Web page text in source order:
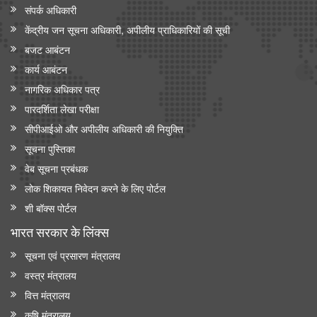
संपर्क अधिकारी
केंद्रीय जन सूचना अधिकारी, अपीलीय प्राधिकारियों की सूची
बजट आबंटन
कार्य आबंटन
नागरिक अधिकार पत्र
पारदर्शिता लेखा परीक्षा
सीपीआईओ और अपी‍लीय अधिकारी की नियुक्ति
सूचना पुस्तिका
वेब सूचना प्रबंधक
लोक शिकायत निवेदन करने के लिए पोर्टल
शी बॉक्स पोर्टल
भारत सरकार के लिंक्‍स
सूचना एवं प्रसारण मंत्रालय
वस्त्र मंत्रालय
वित्त मंत्रालय